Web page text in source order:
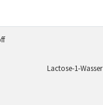
Lactose-1-Wasser